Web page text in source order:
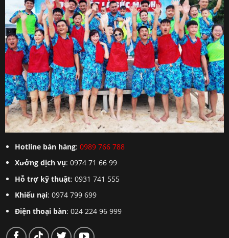
Hotline bán hàng: 0989 766 788
Xưởng dịch vụ: 0974 71 66 99
Hỗ trợ kỹ thuật: 0931 741 555
Khiếu nại: 0974 799 699
Điện thoại bàn: 024 224 96 999